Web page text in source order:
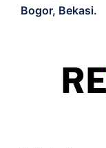
Bogor, Bekasi.